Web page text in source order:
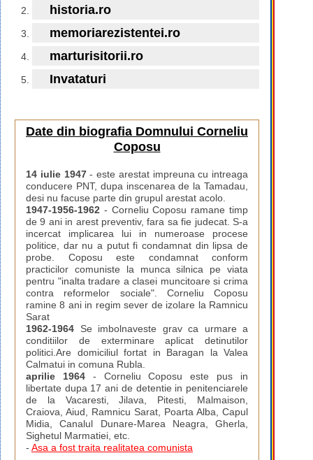
historia.ro
memoriarezistentei.ro
marturisitorii.ro
Invataturi
Date din biografia Domnului Corneliu
Coposu
14 iulie 1947- este arestat impreuna cu intreaga
conducere PNT, dupa inscenarea de la Tamadau,
desi nu facuse parte din grupul arestat acolo.
1947-1956-1962 - Corneliu Coposu ramane timp
de 9 ani in arest preventiv, fara sa fie judecat. S-a
incercat implicarea lui in numeroase procese
politice, dar nu a putut fi condamnat din lipsa de
probe. Coposu este condamnat conform
practicilor comuniste la munca silnica pe viata
pentru "inalta tradare a clasei muncitoare si crima
contra reformelor sociale". Corneliu Coposu
ramine 8 ani in regim sever de izolare la Ramnicu
Sarat
1962-1964 Se imbolnaveste grav ca urmare a
conditiilor de exterminare aplicat detinutilor
politici.Are domiciliul fortat in Baragan la Valea
Calmatui in comuna Rubla.
aprilie 1964- Corneliu Coposu este pus in
libertate dupa 17 ani de detentie in penitenciarele
de la Vacaresti, Jilava, Pitesti, Malmaison,
Craiova, Aiud, Ramnicu Sarat, Poarta Alba, Capul
Midia, Canalul Dunare-Marea Neagra, Gherla,
Sighetul Marmatiei, etc.
- Asa a fost traita realitatea comunista